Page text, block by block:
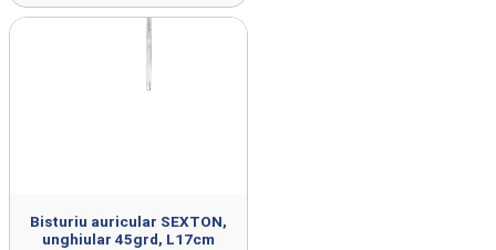
Bisturiu auricular SEXTON,
unghiular 45grd, L17cm